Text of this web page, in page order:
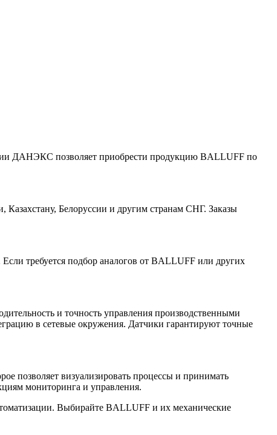
ДАНЭКС позволяет приобрести продукцию BALLUFF по
Белоруссии и другим странам СНГ. Заказы
требуется подбор аналогов от BALLUFF или других
и точность управления производственными
в сетевые окружения. Датчики гарантируют точные
позволяет визуализировать процессы и принимать
мониторинга и управления.
Выбирайте BALLUFF и их механические